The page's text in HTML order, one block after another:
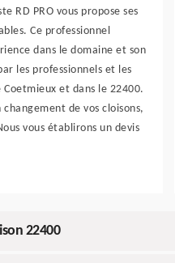
RD PRO vous propose ses
Ce professionnel
dans le domaine et son
les professionnels et les
et dans le 22400.
de vos cloisons,
vous établirons un devis
22400